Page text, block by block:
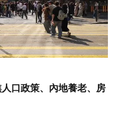
口政策、內地養老、房